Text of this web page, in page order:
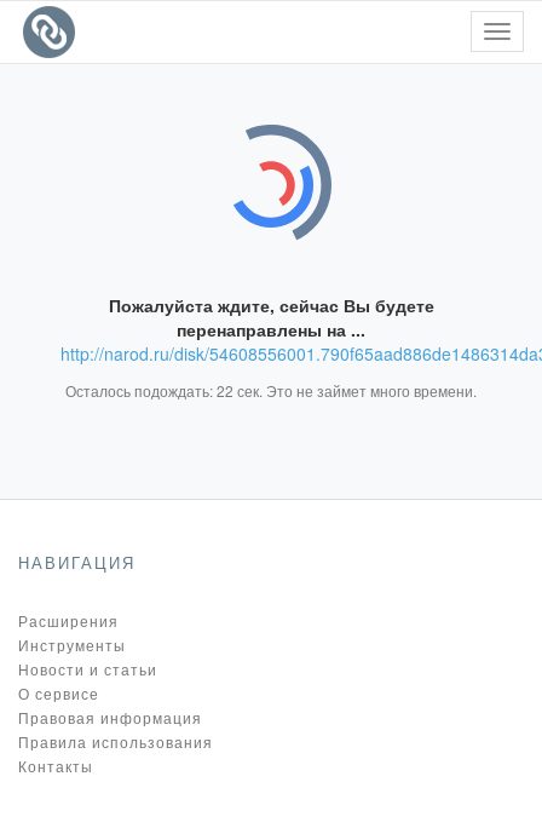
Пожалуйста ждите, сейчас Вы будете
перенаправлены на ...
http://narod.ru/disk/
Осталось подождать:22 сек. Это не займет много времени.
НАВИГАЦИЯ
Расширения
Инструменты
Новости и статьи
О сервисе
Правовая информация
Правила использования
Контакты